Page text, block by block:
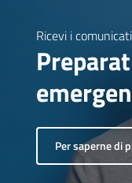
Ricevi i
Per saperne di